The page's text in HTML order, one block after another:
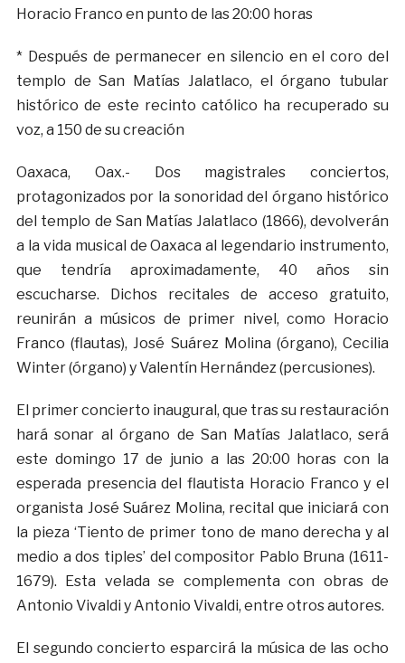
Horacio Franco en punto de las 20:00 horas
* Después de permanecer en silencio en el coro del
templo de San Matías Jalatlaco, el órgano tubular
histórico de este recinto católico ha recuperado su
voz, a 150 de su creación
Oaxaca, Oax.- Dos magistrales conciertos,
protagonizados por la sonoridad del órgano histórico
del templo de San Matías Jalatlaco (1866), devolverán
a la vida musical de Oaxaca al legendario instrumento,
que tendría aproximadamente, 40 años sin
escucharse. Dichos recitales de acceso gratuito,
reunirán a músicos de primer nivel, como Horacio
Franco (flautas), José Suárez Molina (órgano), Cecilia
Winter (órgano) y Valentín Hernández (percusiones).
El primer concierto inaugural, que tras su restauración
hará sonar al órgano de San Matías Jalatlaco, será
este domingo 17 de junio a las 20:00 horas con la
esperada presencia del flautista Horacio Franco y el
organista José Suárez Molina, recital que iniciará con
la pieza ‘Tiento de primer tono de mano derecha y al
medio a dos tiples’ del compositor Pablo Bruna (1611-
1679). Esta velada se complementa con obras de
Antonio Vivaldi y Antonio Vivaldi, entre otros autores.
El segundo concierto esparcirá la música de las ocho